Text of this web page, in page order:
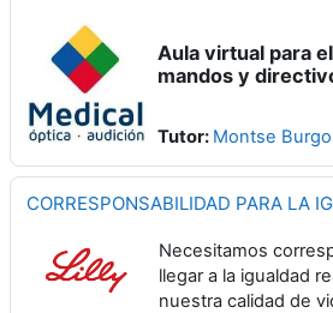
Aula virtual para
mandos y
Tutor: Montse
CORRESPONSABILIDAD PARA LA
Necesitamos
llegar a la igualdad
nuestra calidad de